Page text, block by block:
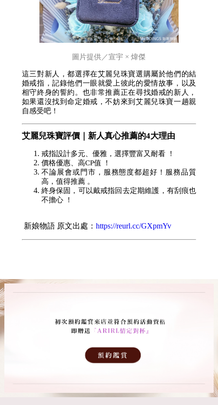
圖片提供／宣宇 × 煒傑
這三對新人，都選擇在艾麗兒珠寶選購屬於他們的結
婚戒指，記錄他們一眼就愛上彼此的愛情故事，以及
相守終身的誓約。也非常推薦正在尋找婚戒的新人，
如果還沒找到命定婚戒，不妨來到艾麗兒珠寶一趟親
自感受吧！
艾麗兒珠寶評價｜新人真心推薦的4大理由
戒指設計多元、優雅，選擇豐富又耐看 ！
價格優惠、高CP值 ！
不論展會或門市，服務態度都超好！服務品質
高，值得推薦 。
終身保固，可以戴戒指回去定期維護，有刮痕也
不擔心 ！
新娘物語 原文出處： https://reurl.cc/GXpmYv